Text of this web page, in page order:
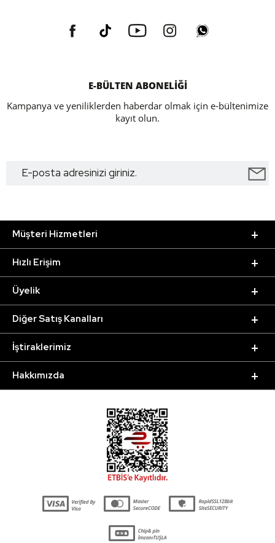
E-BÜLTEN ABONELİĞİ
Kampanya ve yeniliklerden haberdar olmak için e-bültenimize
kayıt olun.
Müşteri Hizmetleri
Hızlı Erişim
Üyelik
Diğer Satış Kanalları
İştiraklerimiz
Hakkımızda